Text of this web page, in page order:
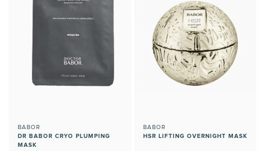
BABOR
DR BABOR CRYO PLUMPING
MASK
BABOR
HSR LIFTING OVERNIGHT MASK